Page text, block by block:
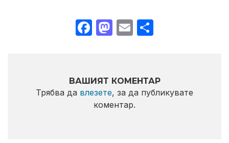
Facebook
Mastodon
Email
ВАШИЯТ КОМЕНТАР
Трябва да влезете, за да публикувате
коментар.